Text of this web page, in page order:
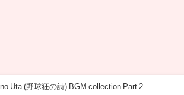
Uta (野球狂の詩) BGM collection Part 2